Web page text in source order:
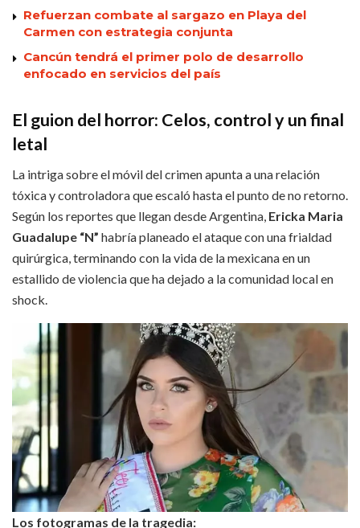
Refuerzan combate al sargazo en Playa del
Carmen con estrategia conjunta
Cancún tendrá el primer polo de desarrollo
enfocado en servicios del país
El guion del horror: Celos, control y un final
letal
La intriga sobre el móvil del crimen apunta a una relación
tóxica y controladora que escaló hasta el punto de no retorno.
Según los reportes que llegan desde Argentina, Ericka Maria
Guadalupe “N” habría planeado el ataque con una frialdad
quirúrgica, terminando con la vida de la mexicana en un
estallido de violencia que ha dejado a la comunidad local en
shock.
Los fotogramas de la tragedia: